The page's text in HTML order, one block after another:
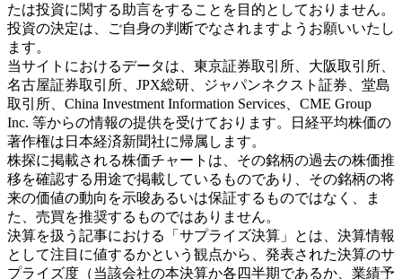
たは投資に関する助言をすることを目的としておりません。
投資の決定は、ご自身の判断でなされますようお願いいたし
ます。
当サイトにおけるデータは、東京証券取引所、大阪取引所、
名古屋証券取引所、JPX総研、ジャパンネクスト証券、堂島
取引所、China Investment Information Services、CME Group
Inc. 等からの情報の提供を受けております。日経平均株価の
著作権は日本経済新聞社に帰属します。
株探に掲載される株価チャートは、その銘柄の過去の株価推
移を確認する用途で掲載しているものであり、その銘柄の将
来の価値の動向を示唆あるいは保証するものではなく、ま
た、売買を推奨するものではありません。
決算を扱う記事における「サプライズ決算」とは、決算情報
として注目に値するかという観点から、発表された決算のサ
プライズ度（当該会社の本決算か各四半期であるか、業績予